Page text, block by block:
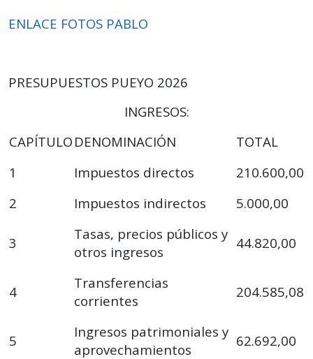
ENLACE FOTOS PABLO
PRESUPUESTOS PUEYO 2026
INGRESOS:
CAPÍTULO DENOMINACIÓN
TOTAL
1
Impuestos directos
210.600,00
2
Impuestos indirectos 5.000,00
3
Tasas, precios públicos y
otros ingresos
44.820,00
4
Transferencias
corrientes
204.585,08
5
Ingresos patrimoniales y
aprovechamientos
62.692,00